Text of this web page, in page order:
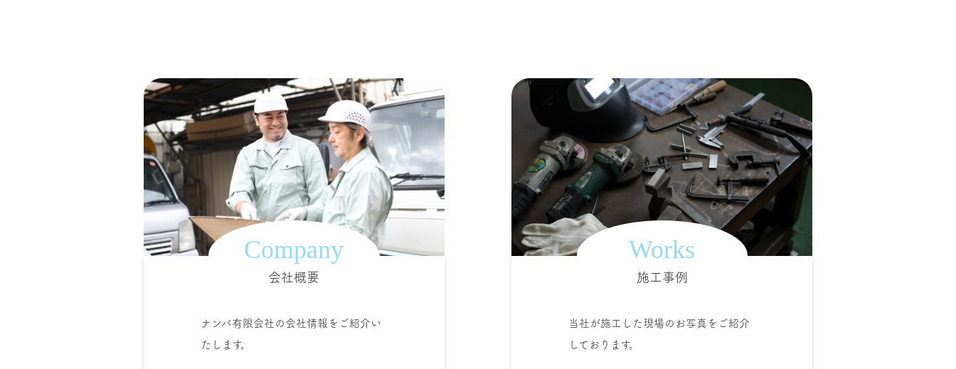
Company
会社概要
ナンバ有限会社の会社情報をご紹介い
たします。
Works
施工事例
当社が施工した現場のお写真をご紹介
しております。